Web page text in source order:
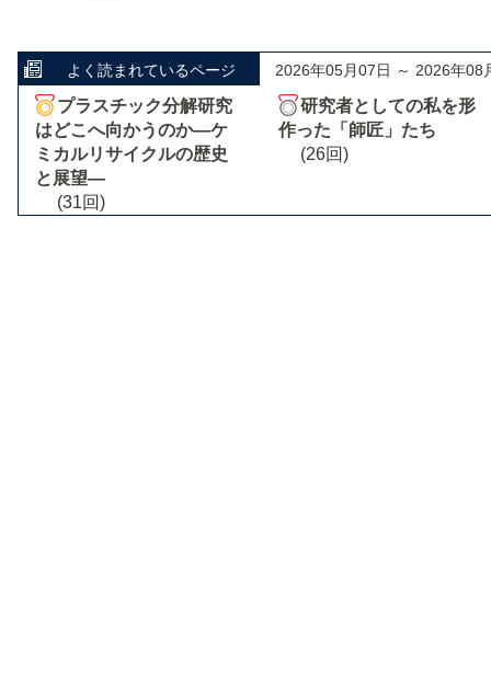
よく読まれているページ 2026年05月07日 ～ 2026年08
プラスチック分解研究
はどこへ向かうのか―ケ
ミカルリサイクルの歴史
と展望―
(31回)
研究者としての私を形
作った「師匠」たち
(26回)